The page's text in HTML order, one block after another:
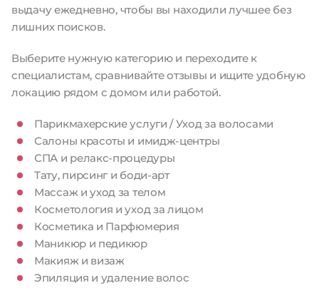
выдачу ежедневно, чтобы вы находили лучшее без
лишних поисков.
Выберите нужную категорию и переходите к
специалистам, сравнивайте отзывы и ищите удобную
локацию рядом с домом или работой.
Парикмахерские услуги / Уход за волосами
Салоны красоты и имидж-центры
СПА и релакс-процедуры
Тату, пирсинг и боди-арт
Массаж и уход за телом
Косметология и уход за лицом
Косметика и Парфюмерия
Маникюр и педикюр
Макияж и визаж
Эпиляция и удаление волос